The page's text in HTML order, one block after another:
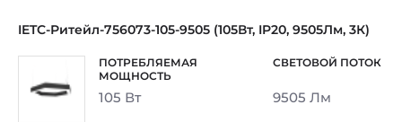
IETC-Ритейл-756073-105-9505 (105Вт, IP20, 9505Лм, 3К)
105 Вт 9505 Лм